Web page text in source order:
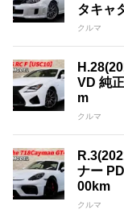
タキャ
クルマ
VD 純
m
クルマ
ナー
00km
クルマ